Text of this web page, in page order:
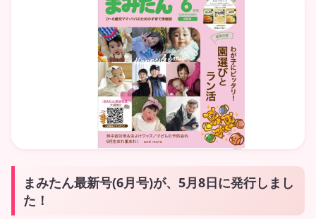
まみたん最新号(6月号)が、5月8日に発行しまし
た！